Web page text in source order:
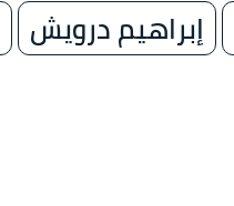
إبراهيم درويش